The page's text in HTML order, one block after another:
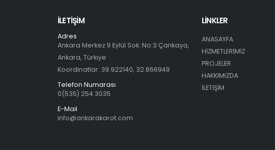
İLETIŞIM
Adres
Ankara Merkez 9 Eylül Sok. No:3 Çankaya,
Ankara, Türkiye
Koordinatlar: 39.922140, 32.866949
Telefon Numarası
0(535) 254 3035
E-Mail
info@ankarakarot.com
LİNKLER
ANASAYFA
HİZMETLERİMİZ
PROJELER
HAKKIMIZDA
İLETİŞİM